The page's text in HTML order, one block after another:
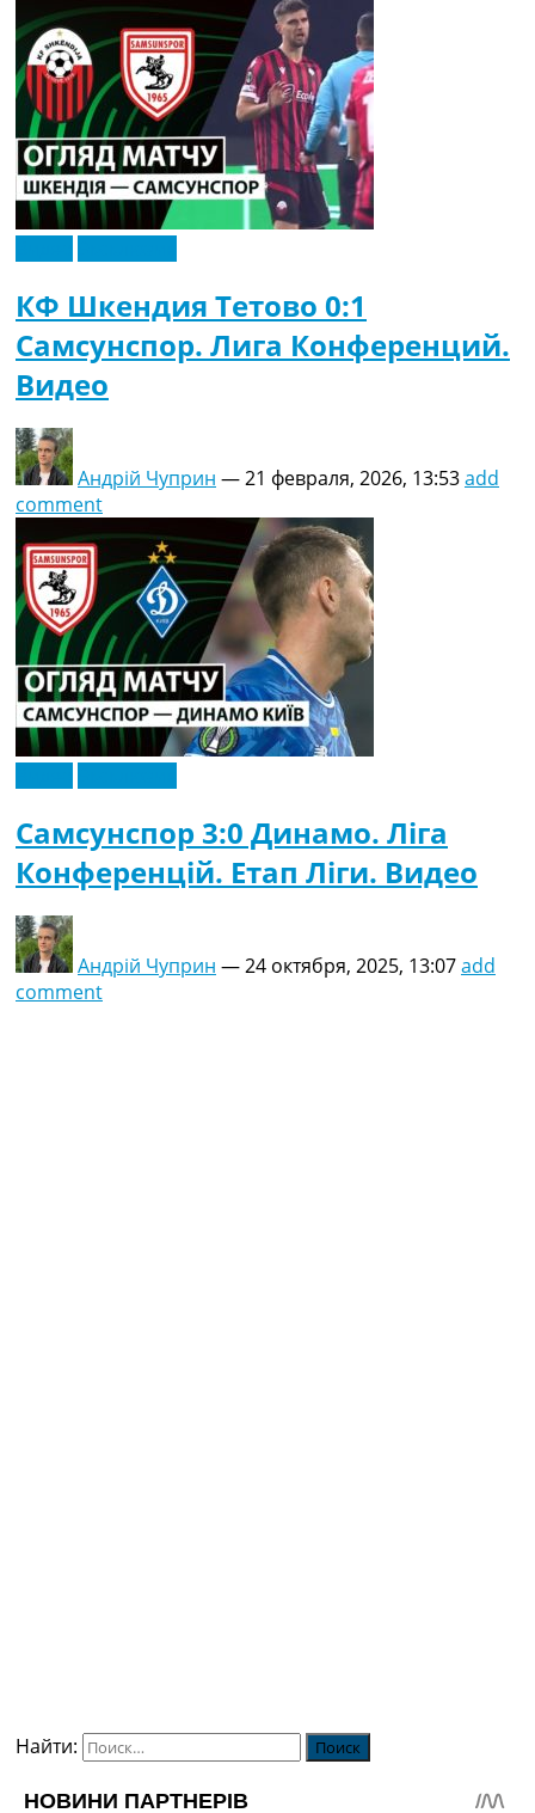
КФ Шкендия Тетово 0:1
Самсунспор. Лига Конференций.
Видео
Андрій Чуприн —21 февраля, 2026, 13:53add
comment
Самсунспор 3:0 Динамо. Ліга
Конференцій. Етап Ліги. Видео
Андрій Чуприн —24 октября, 2025, 13:07add
comment
Найти: